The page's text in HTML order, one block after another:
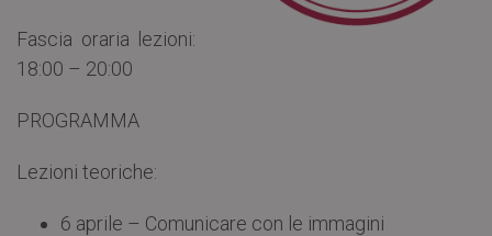
Fascia oraria lezioni:
18:00 – 20:00
PROGRAMMA
Lezioni teoriche:
6 aprile – Comunicare con le immagini